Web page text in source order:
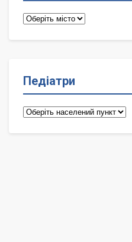
Терапевти
Педіатри
Педіатри